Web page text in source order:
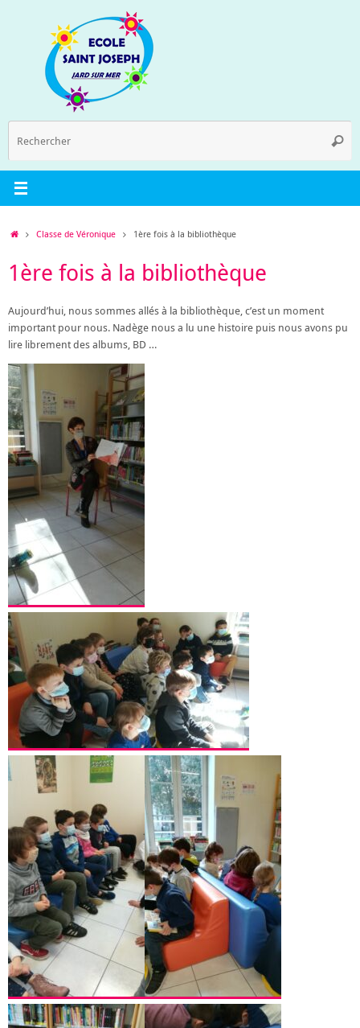
AccueilClasse de Véronique 1ère fois à la bibliothèque
1ère fois à la bibliothèque
Aujourd’hui, nous sommes allés à la bibliothèque, c’est un moment
important pour nous. Nadège nous a lu une histoire puis nous avons pu
lire librement des albums, BD …